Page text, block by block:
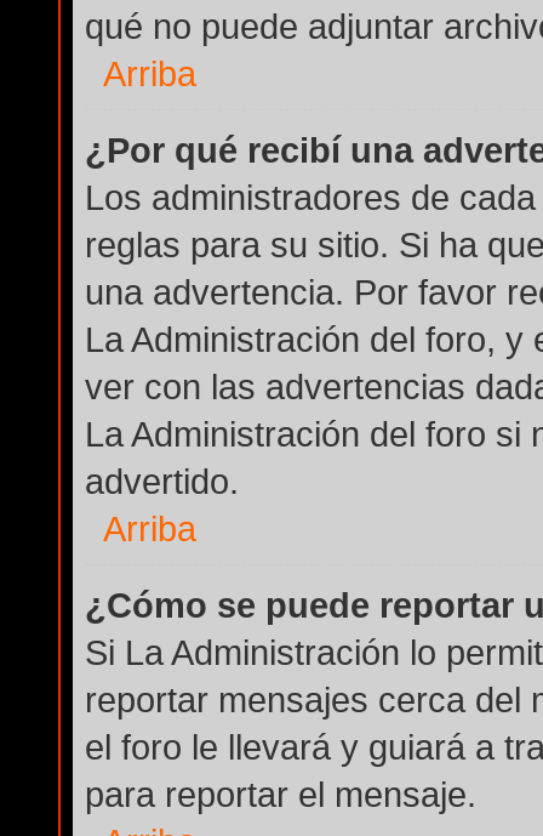
qué no puede adjuntar
Arriba
¿Por qué recibí una
Los administradores de
reglas para su sitio. Si ha
una advertencia. Por favor
La Administración del foro,
ver con las advertencias
La Administración del foro si
advertido.
Arriba
¿Cómo se puede reportar
Si La Administración lo
reportar mensajes cerca del
el foro le llevará y guiará a
para reportar el mensaje.